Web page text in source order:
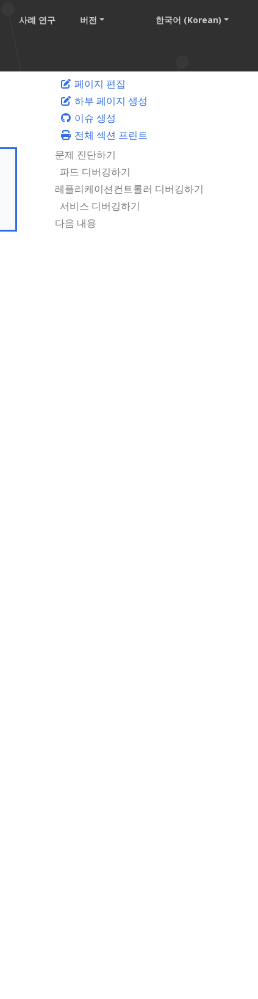
사례 연구 버전 한국어 (Korean)
페이지 편집
하부 페이지 생성
이슈 생성
전체 섹션 프린트
문제 진단하기
파드 디버깅하기
레플리케이션컨트롤러 디버깅하기
서비스 디버깅하기
다음 내용